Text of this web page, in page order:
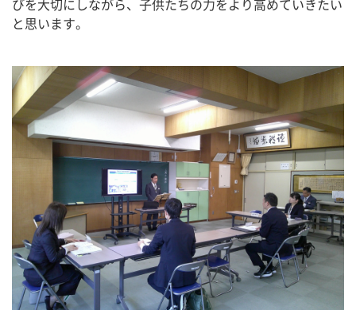
びを大切にしながら、子供たちの力をより高めていきたい
と思います。